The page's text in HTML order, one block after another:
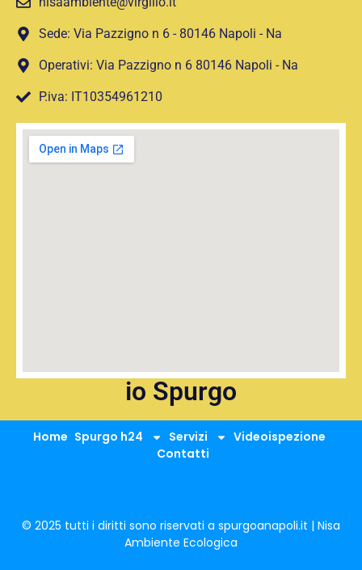
Sede: Via Pazzigno n 6 - 80146 Napoli - Na
Operativi: Via Pazzigno n 6 80146 Napoli - Na
P.iva: IT10354961210
io Spurgo
Home Spurgo h24 Servizi
Videoispezione
Contatti
© 2025 tutti i diritti sono riservati a spurgoanapoli.it | Nisa
Ambiente Ecologica